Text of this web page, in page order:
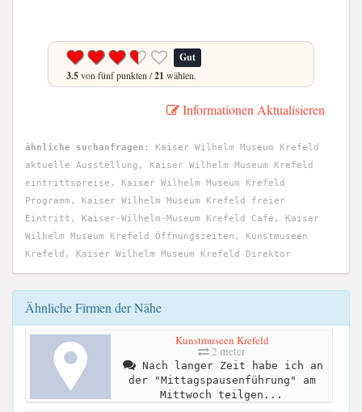
Gut
3.5von fünf punkten /21 wählen.
Informationen Aktualisieren
ähnliche suchanfragen:
Kaiser Wilhelm Museum Krefeld
aktuelle Ausstellung, Kaiser Wilhelm Museum Krefeld
eintrittspreise, Kaiser Wilhelm Museum Krefeld
Programm, Kaiser Wilhelm Museum Krefeld freier
Eintritt, Kaiser-Wilhelm-Museum Krefeld Café, Kaiser
Wilhelm Museum Krefeld Öffnungszeiten, Kunstmuseen
Krefeld, Kaiser Wilhelm Museum Krefeld Direktor
Ähnliche Firmen der Nähe
Kunstmuseen Krefeld
2 meter
Nach langer Zeit habe ich an
der "Mittagspausenführung" am
Mittwoch teilgen...